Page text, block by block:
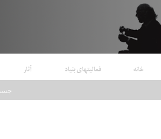
خانه فعالیتهای بنیاد آثار